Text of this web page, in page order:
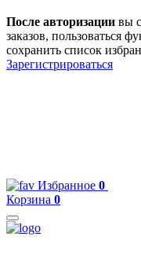
После авторизации вы
заказов, пользоваться
сохранить список
Зарегистрироваться
Избранное 0
Корзина 0